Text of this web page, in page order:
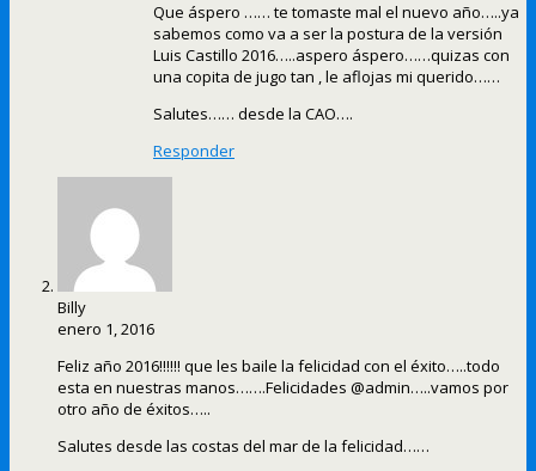
Que áspero …… te tomaste mal el nuevo año…..ya
sabemos como va a ser la postura de la versión
Luis Castillo 2016…..aspero áspero……quizas con
una copita de jugo tan , le aflojas mi querido……
Salutes…… desde la CAO….
Responder
Billy
enero 1, 2016
Feliz año 2016!!!!!! que les baile la felicidad con el éxito…..todo
esta en nuestras manos…….Felicidades @admin…..vamos por
otro año de éxitos…..
Salutes desde las costas del mar de la felicidad……